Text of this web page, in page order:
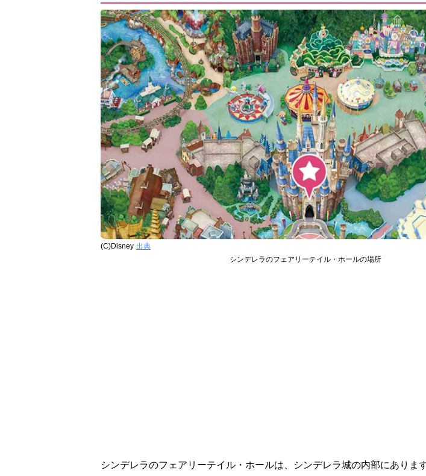
(C)Disney 出典
シンデレラのフェアリーテイル・ホールの場所
シンデレラのフェアリーテイル・ホールは、シンデレラ城の内部にあります